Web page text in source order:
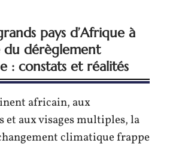
pays d’Afrique à
du dérèglement
: constats et réalités
africain, aux
et aux visages multiples, la
climatique frappe